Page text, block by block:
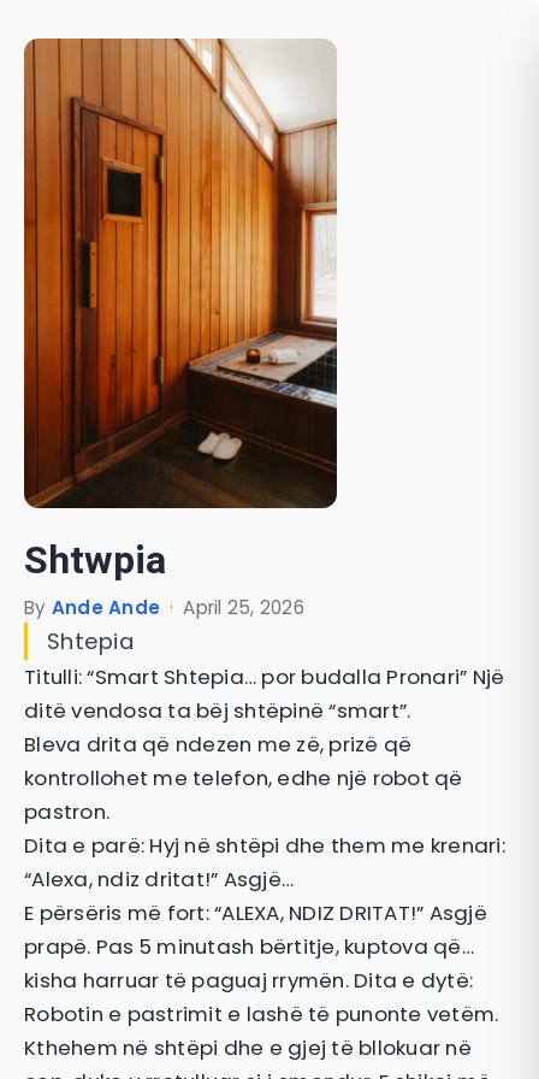
Shtwpia
By Ande Ande · April 25, 2026
Shtepia
Titulli: “Smart Shtepia… por budalla Pronari” Një
ditë vendosa ta bëj shtëpinë “smart”.
Bleva drita që ndezen me zë, prizë që
kontrollohet me telefon, edhe një robot që
pastron.
Dita e parë: Hyj në shtëpi dhe them me krenari:
“Alexa, ndiz dritat!” Asgjë…
E përsëris më fort: “ALEXA, NDIZ DRITAT!” Asgjë
prapë. Pas 5 minutash bërtitje, kuptova që…
kisha harruar të paguaj rrymën. Dita e dytë:
Robotin e pastrimit e lashë të punonte vetëm.
Kthehem në shtëpi dhe e gjej të bllokuar në